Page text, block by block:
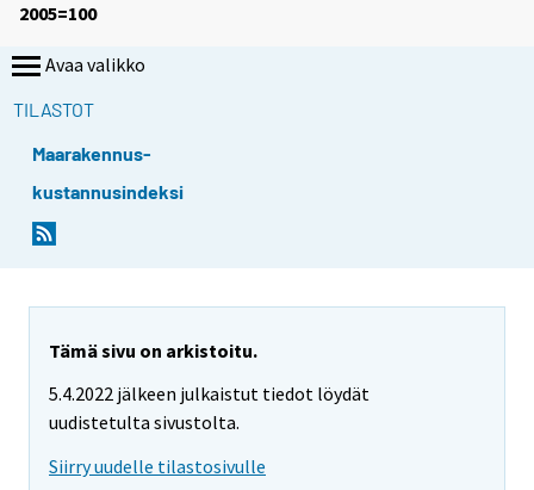
2005=100
Avaa valikko
TILASTOT
Maarakennus-
kustannusindeksi
Tämä sivu on arkistoitu.
5.4.2022 jälkeen julkaistut tiedot löydät
uudistetulta sivustolta.
Siirry uudelle tilastosivulle